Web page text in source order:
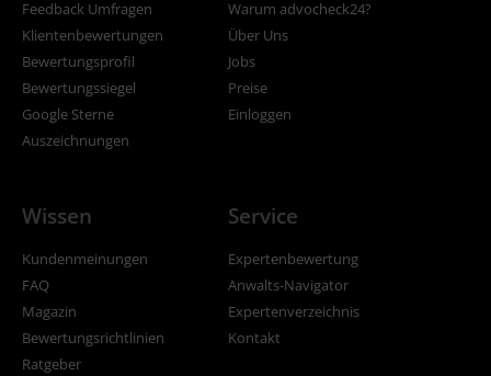
Feedback Umfragen
Klientenbewertungen
Bewertungsprofil
Bewertungssiegel
Google Sterne
Auszeichnungen
Warum advocheck24?
Über Uns
Jobs
Preise
Einloggen
Wissen
Kundenmeinungen
FAQ
Magazin
Bewertungsrichtlinien
Ratgeber
Service
Expertenbewertung
Anwalts-Navigator
Expertenverzeichnis
Kontakt